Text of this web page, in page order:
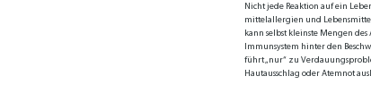
Nicht je­de Re­ak­ti­on auf ein
mit­tel­al­ler­gi­en und
kann selbst kleins­te Men­gen
Im­mun­sys­tem hin­ter den
führt „nur“ zu
Haut­aus­schlag oder Atem­not